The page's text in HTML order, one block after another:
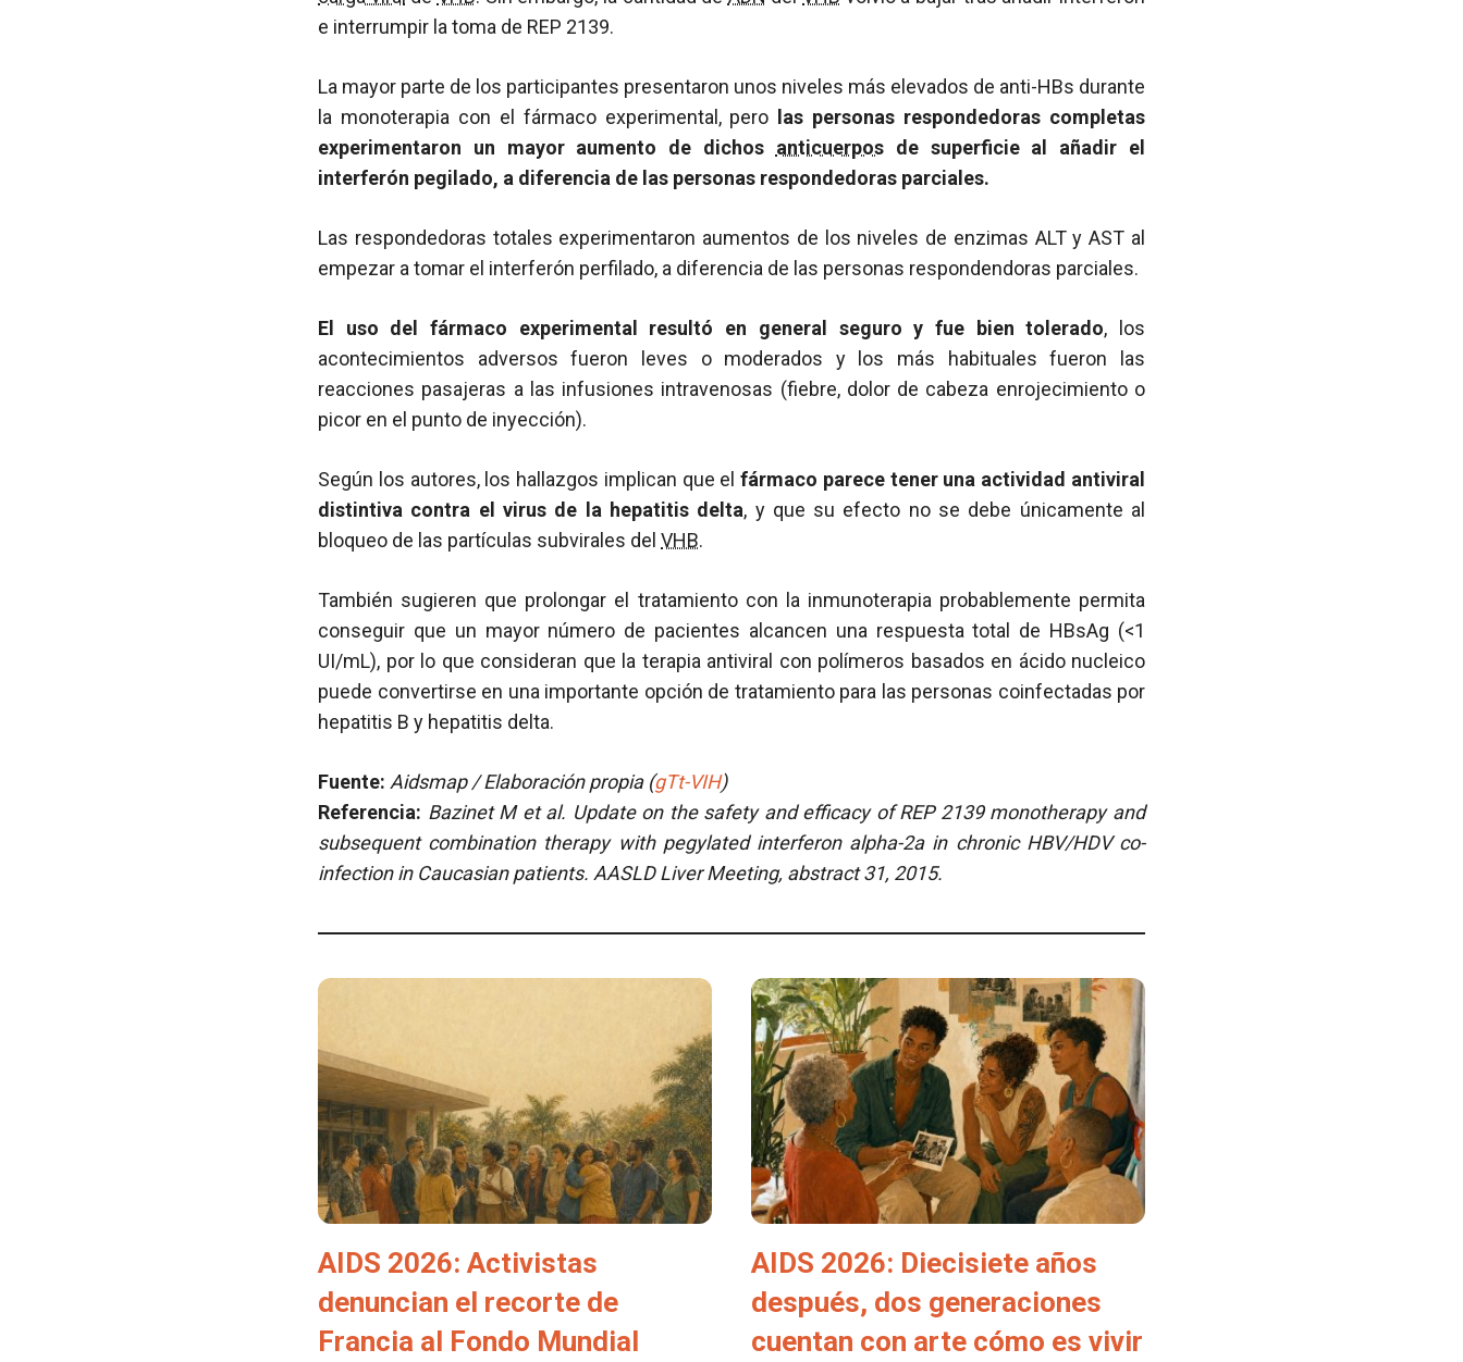
e interrumpir la toma de REP 2139.
La mayor parte de los participantes presentaron unos niveles más elevados de anti-HBs durante
la monoterapia con el fármaco experimental, pero
las personas respondedoras completas
experimentaron un mayor aumento de dichos anticuerposde superficie al añadir el
interferón pegilado, a diferencia de las personas respondedoras parciales.
Las respondedoras totales experimentaron aumentos de los niveles de enzimas ALT y AST al
empezar a tomar el interferón perfilado, a diferencia de las personas respondendoras parciales.
El uso del fármaco experimental resultó en general seguro y fue bien tolerado, los
acontecimientos adversos fueron leves o moderados y los más habituales fueron las
reacciones pasajeras a las infusiones intravenosas (fiebre, dolor de cabeza enrojecimiento o
picor en el punto de inyección).
Según los autores, los hallazgos implican que elfármaco parece tener una actividad antiviral
distintiva contra el virus de la hepatitis delta, y que su efecto no se debe únicamente al
bloqueo de las partículas subvirales del VHB.
También sugieren que prolongar el tratamiento con la inmunoterapia probablemente permita
conseguir que un mayor número de pacientes alcancen una respuesta total de HBsAg (<1
UI/mL), por lo que consideran que la terapia antiviral con polímeros basados en ácido nucleico
puede convertirse en una importante opción de tratamiento para las personas coinfectadas por
hepatitis B y hepatitis delta.
Fuente: Aidsmap / Elaboración propia (gTt-VIH)
Referencia: Bazinet M et al. Update on the safety and efficacy of REP 2139 monotherapy and
subsequent combination therapy with pegylated interferon alpha-2a in chronic HBV/HDV co-
infection in Caucasian patients. AASLD Liver Meeting, abstract 31, 2015.
AIDS 2026: Activistas
denuncian el recorte de
Francia al Fondo Mundial
AIDS 2026: Diecisiete años
después, dos generaciones
cuentan con arte cómo es vivir